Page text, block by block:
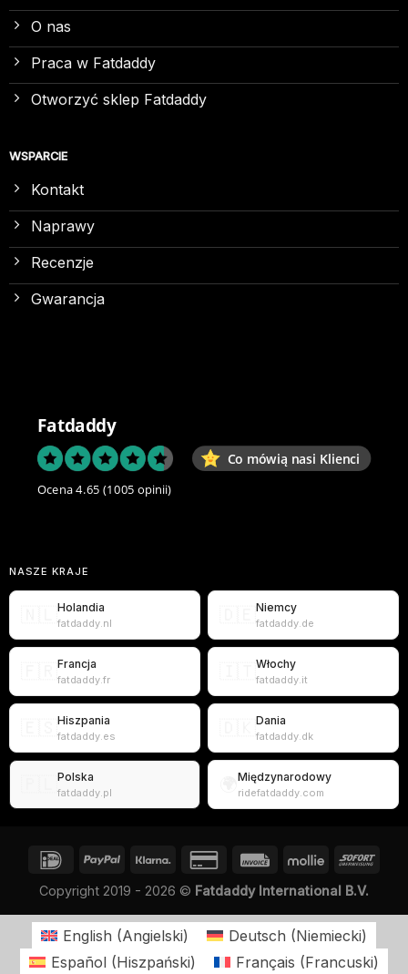
O nas
Praca w Fatdaddy
Otworzyć sklep Fatdaddy
WSPARCIE
Kontakt
Naprawy
Recenzje
Gwarancja
Fatdaddy
Co mówią nasi Klienci
Ocena 4.65 (1005 opinii)
NASZE KRAJE
Holandia
fatdaddy.nl
Niemcy
fatdaddy.de
Francja
fatdaddy.fr
Włochy
fatdaddy.it
Hiszpania
fatdaddy.es
Dania
fatdaddy.dk
Polska
fatdaddy.pl
Międzynarodowy
ridefatdaddy.com
Copyright 2019 - 2026 © Fatdaddy International B.V.
English (Angielski) Deutsch (Niemiecki)
Español (Hiszpański) Français (Francuski)